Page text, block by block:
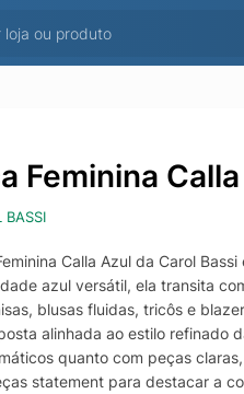
Feminina
BASSI
Calla Azul da Carol
azul versátil, ela transita
blusas fluidas, tricôs e
alinhada ao estilo refinado
quanto com peças
statement para destacar a